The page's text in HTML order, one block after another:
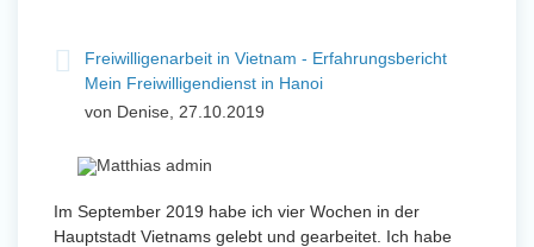
Freiwilligenarbeit in Vietnam - Erfahrungsbericht
Mein Freiwilligendienst in Hanoi
von Denise, 27.10.2019
Im September 2019 habe ich vier Wochen in der
Hauptstadt Vietnams gelebt und gearbeitet. Ich habe